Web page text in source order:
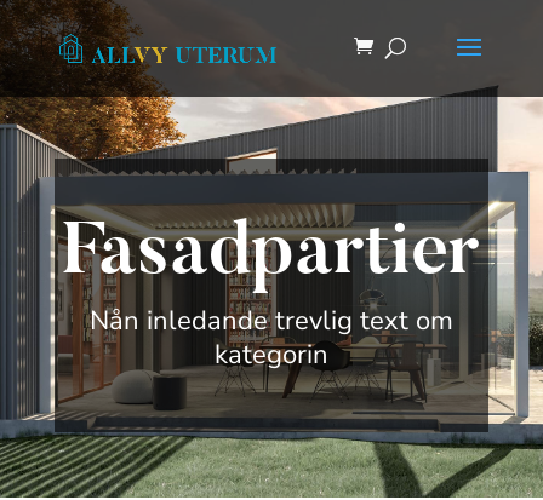
Fasadpartier
Nån inledande trevlig text om
kategorin